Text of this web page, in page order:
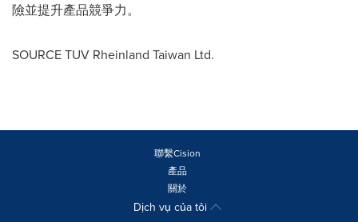
險並提升產品競爭力。
SOURCE TUV Rheinland Taiwan Ltd.
聯繫Cision
產品
關於
Dịch vụ của tôi